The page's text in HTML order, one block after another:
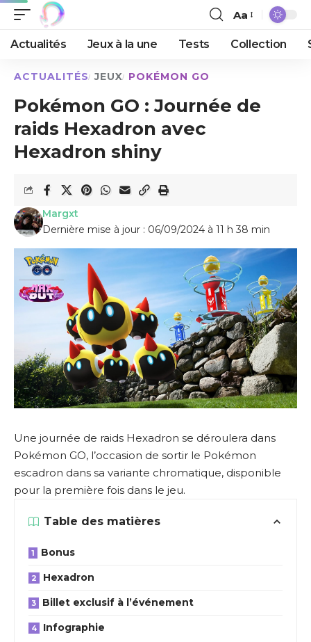
Aa
Actualités Jeux à la une Tests Collection
ACTUALITÉS JEUX POKÉMON GO
Pokémon GO : Journée de
raids Hexadron avec
Hexadron shiny
Dernière mise à jour : 06/09/2024 à 11 h 38 min
Margxt
Une journée de raids Hexadron se déroulera dans
Pokémon GO, l’occasion de sortir le Pokémon
escadron dans sa variante chromatique, disponible
pour la première fois dans le jeu.
Table des matières
Bonus
Hexadron
Billet exclusif à l’événement
Infographie